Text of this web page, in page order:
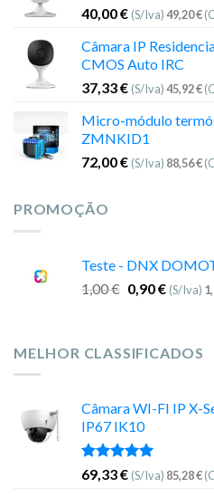
40,00€ (S/Iva)49,20€
Câmara IP
CMOS Auto IRC
37,33€ (S/Iva)45,92€
Micro-módulo
ZMNKID1
72,00€ (S/Iva) 88,56€
PROMOÇÃO
Teste - DNX
1,00€ 0,90€ (S/Iva)
MELHOR CLASSIFICADOS
Câmara WI-FI IP X-
IP67 IK10
Avaliação
5.00
de 5
69,33€ (S/Iva) 85,28€